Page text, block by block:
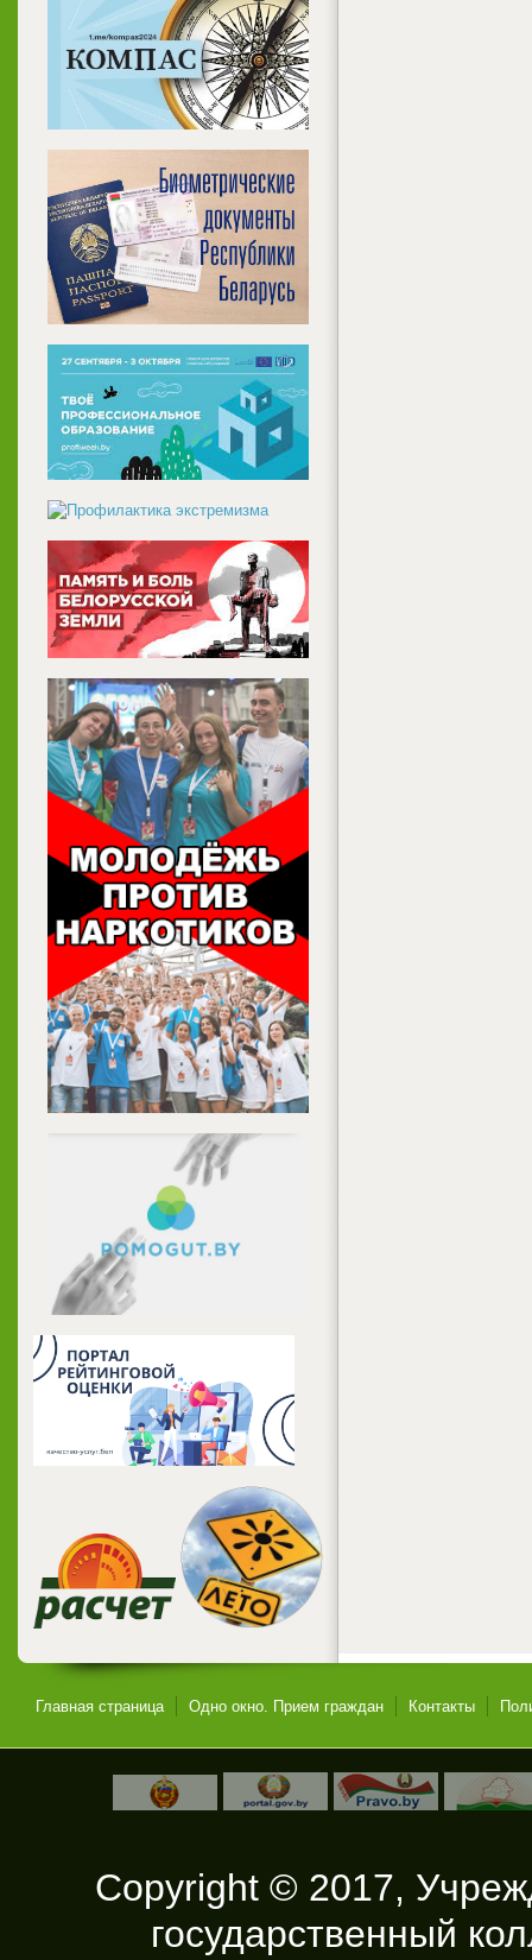
Главная страница Одно окно. Прием граждан Контакты
Copyright © 2017,
государственный